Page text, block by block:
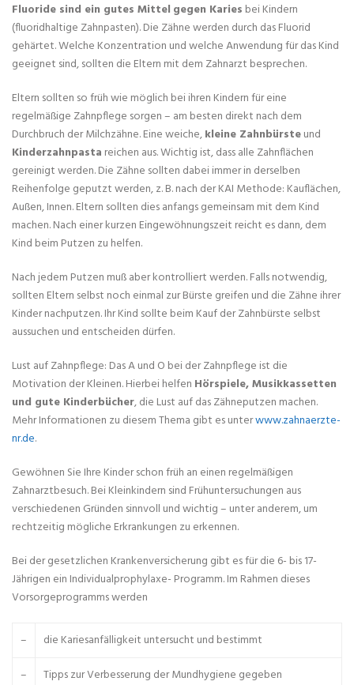
Fluoride sind ein gutes Mittel gegen Karies bei Kindern
(fluoridhaltige Zahnpasten). Die Zähne werden durch das Fluorid
gehärtet. Welche Konzentration und welche Anwendung für das Kind
geeignet sind, sollten die Eltern mit dem Zahnarzt besprechen.
Eltern sollten so früh wie möglich bei ihren Kindern für eine
regelmäßige Zahnpflege sorgen – am besten direkt nach dem
Durchbruch der Milchzähne. Eine weiche,kleine Zahnbürsteund
Kinderzahnpasta reichen aus. Wichtig ist, dass alle Zahnflächen
gereinigt werden. Die Zähne sollten dabei immer in derselben
Reihenfolge geputzt werden, z. B. nach der KAI Methode: Kauflächen,
Außen, Innen. Eltern sollten dies anfangs gemeinsam mit dem Kind
machen. Nach einer kurzen Eingewöhnungszeit reicht es dann, dem
Kind beim Putzen zu helfen.
Nach jedem Putzen muß aber kontrolliert werden. Falls notwendig,
sollten Eltern selbst noch einmal zur Bürste greifen und die Zähne ihrer
Kinder nachputzen. Ihr Kind sollte beim Kauf der Zahnbürste selbst
aussuchen und entscheiden dürfen.
Lust auf Zahnpflege: Das A und O bei der Zahnpflege ist die
Motivation der Kleinen. Hierbei helfen Hörspiele, Musikkassetten
und gute Kinderbücher, die Lust auf das Zähneputzen machen.
Mehr Informationen zu diesem Thema gibt es unterwww.zahnaerzte-
nr.de.
Gewöhnen Sie Ihre Kinder schon früh an einen regelmäßigen
Zahnarztbesuch. Bei Kleinkindern sind Frühuntersuchungen aus
verschiedenen Gründen sinnvoll und wichtig – unter anderem, um
rechtzeitig mögliche Erkrankungen zu erkennen.
Bei der gesetzlichen Krankenversicherung gibt es für die 6- bis 17-
Jährigen ein Individualprophylaxe- Programm. Im Rahmen dieses
Vorsorgeprogramms werden
–
die Kariesanfälligkeit untersucht und bestimmt
–
Tipps zur Verbesserung der Mundhygiene gegeben